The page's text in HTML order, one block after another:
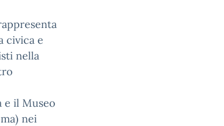
civica e
nella
e il Museo
nei